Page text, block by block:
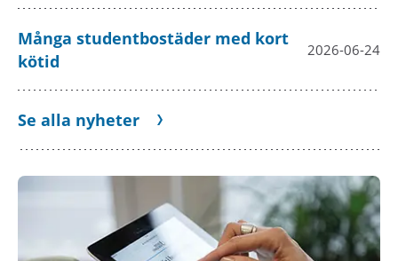
Många studentbostäder med kort
kötid
2026-06-24
Se alla nyheter